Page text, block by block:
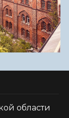
области